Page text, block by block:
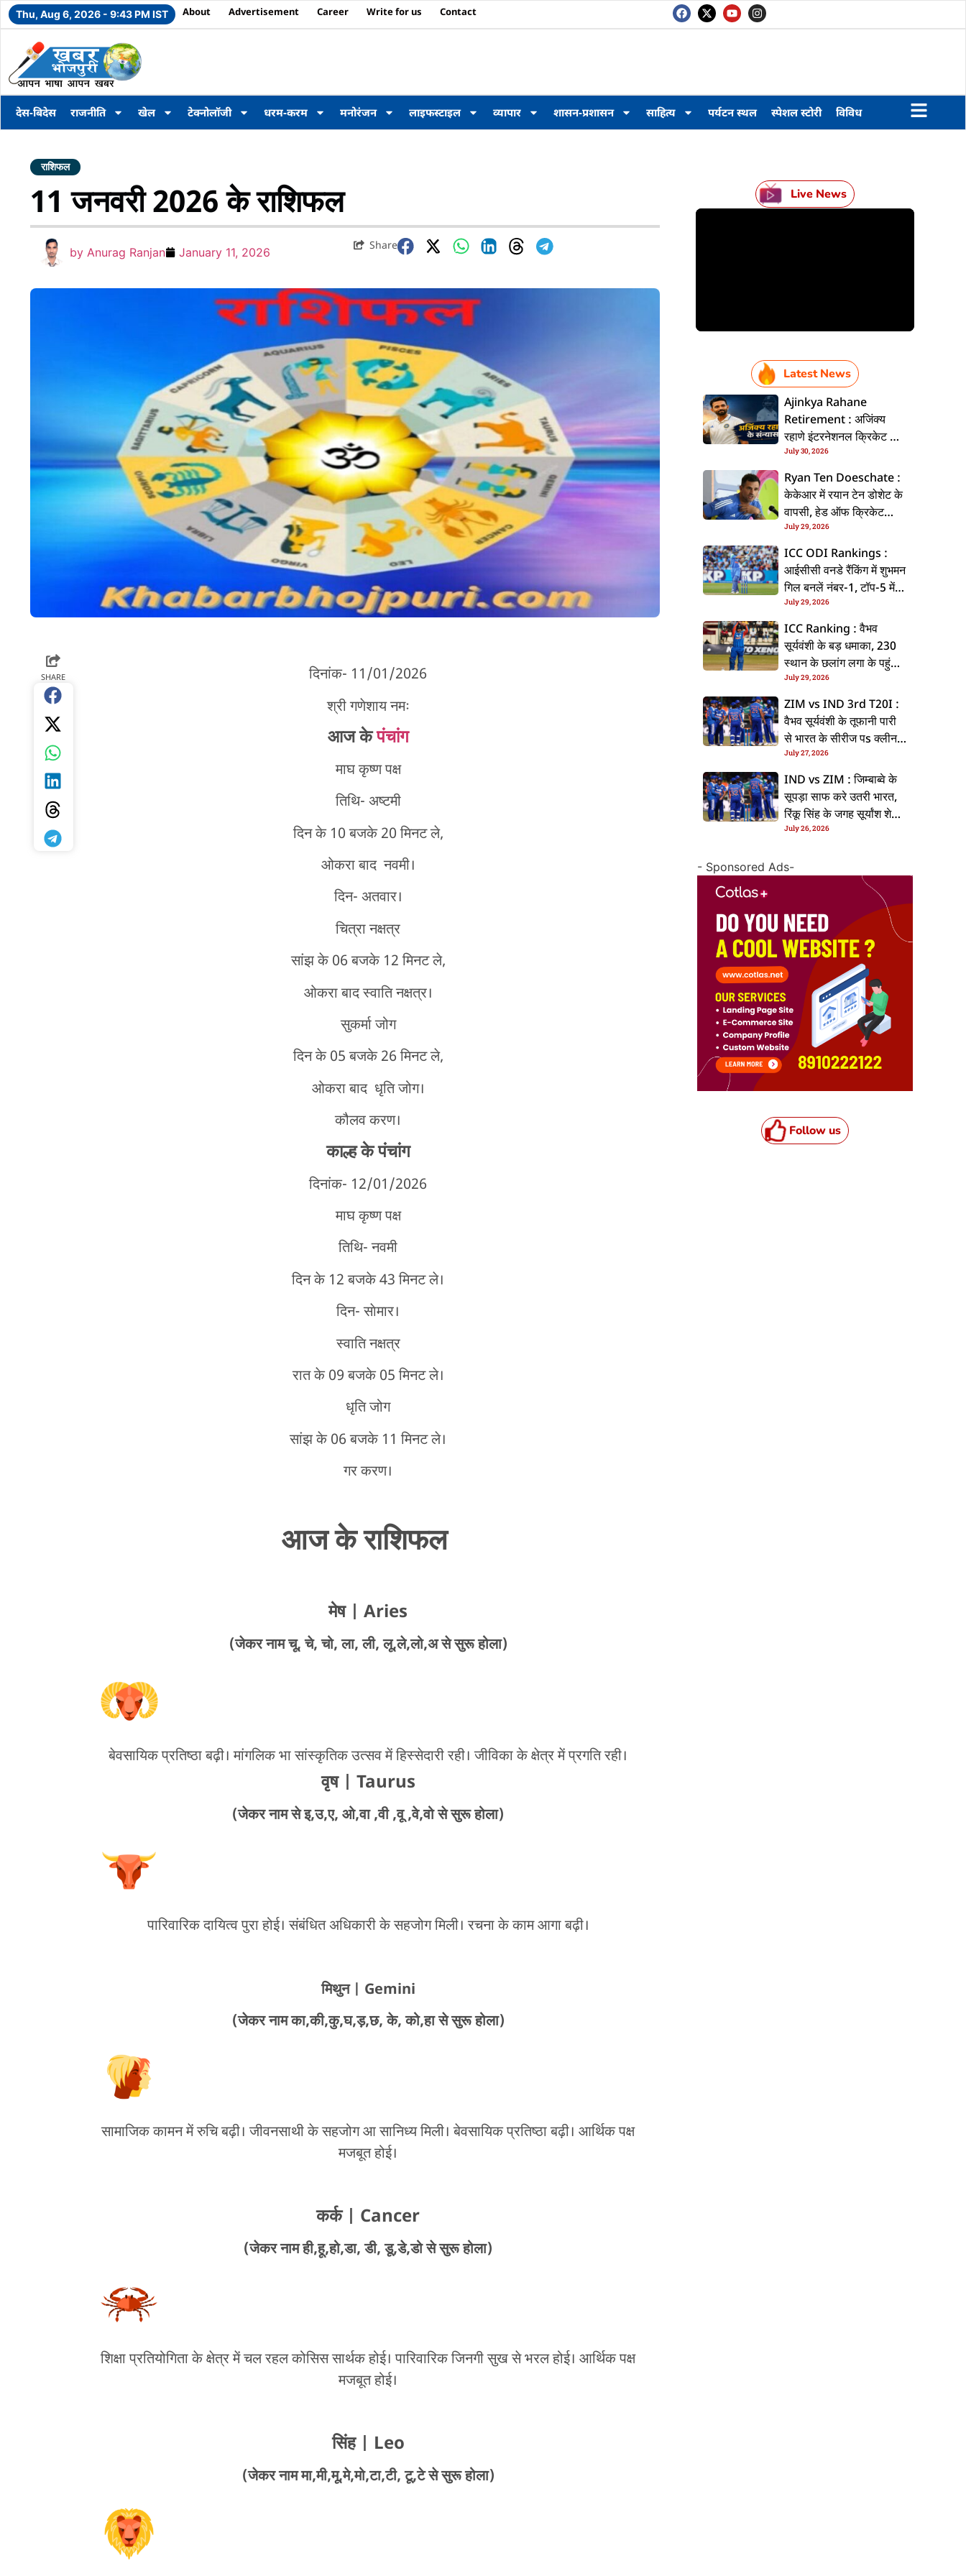
Thu, Aug 6, 2026 - 9:43 PM IST About Advertisement Career Write for us Contact
देस-बिदेस राजनीति खेल टेक्नोलॉजी धरम-करम मनोरंजन लाइफस्टाइल व्यापार शासन-प्रशासन साहित्य पर्यटन स्थल स्पेशल स्टोरी विविध
राशिफल
11 जनवरी 2026 के राशिफल
by Anurag Ranjan January 11, 2026
Share
SHARE
दिनांक- 11/01/2026
श्री गणेशाय नमः
आज केपंचांग
माघ कृष्ण पक्ष
तिथि- अष्टमी
दिन के 10 बजके 20 मिनट ले,
ओकरा बाद नवमी।
दिन- अतवार।
चित्रा नक्षत्र
सांझ के 06 बजके 12 मिनट ले,
ओकरा बाद स्वाति नक्षत्र।
सुकर्मा जोग
दिन के 05 बजके 26 मिनट ले,
ओकरा बाद धृति जोग।
कौलव करण।
काल्हके पंचांग
दिनांक- 12/01/2026
माघ कृष्ण पक्ष
तिथि- नवमी
दिन के 12 बजके 43 मिनट ले।
दिन- साेमार।
स्वाति नक्षत्र
रात के 09 बजके 05 मिनट ले।
धृति जोग
सांझ के 06 बजके 11 मिनट ले।
गर करण।
आज के राशिफल
मेष | Aries
(जेकर नाम चू, चे, चो, ला, ली, लू,ले,लो,अ से सुरू होला)
बेवसायिक प्रतिष्ठा बढ़ी। मांगलिक भा सांस्कृतिक उत्सव में हिस्सेदारी रही। जीविका के क्षेत्र में प्रगति रही।
वृष | Taurus
(जेकर नाम से इ,उ,ए, ओ,वा ,वी ,वू ,वे,वो से सुरू होला)
पारिवारिक दायित्व पुरा होई। संबंधित अधिकारी के सहजोग मिली। रचना के काम आगा बढ़ी।
मिथुन
| Gemini
(जेकर नाम का,की,कु,घ,ड़,छ, के, को,हा से सुरू होला)
सामाजिक कामन में रुचि बढ़ी। जीवनसाथी के सहजोग आ सानिध्य मिली। बेवसायिक प्रतिष्ठा बढ़ी। आर्थिक पक्ष
मजबूत होई।
कर्क | Cancer
(जेकर नाम ही,हू,हो,डा, डी, डू,डे,डो से सुरू होला)
शिक्षा प्रतियोगिता के क्षेत्र में चल रहल कोसिस सार्थक होई। पारिवारिक जिनगी सुख से भरल होई। आर्थिक पक्ष
मजबूत होई।
सिंह | Leo
(जेकर नाम मा,मी,मू,मे,मो,टा,टी, टू,टे से सुरू होला)
Live News
Latest News
Ajinkya Rahane
Retirement : अजिंक्य
रहाणे इंटरनेशनल क्रिकेट से
ललें संन्यास, सोशल मीडिया
पs पोस्ट कs के कइलें एलान
July 30, 2026
Ryan Ten Doeschate :
केकेआर में रयान टेन डोशेट के
वापसी, हेड ऑफ क्रिकेट
स्ट्रेटजी के जिम्मेदारी संभरिहें
July 29, 2026
ICC ODI Rankings :
आईसीसी वनडे रैंकिंग में शुभमन
गिल बनलें नंबर-1, टॉप-5 में
भारत के तीन बल्लेबाज
July 29, 2026
ICC Ranking : वैभव
सूर्यवंशी के बड़ धमाका, 230
स्थान के छलांग लगा के पहुंचलें
48वां नंबर पs
July 29, 2026
ZIM vs IND 3rd T20I :
वैभव सूर्यवंशी के तूफानी पारी
से भारत के सीरीज पs क्लीन
स्वीप, जिम्बाब्वे 35 रन से
हारल
July 27, 2026
IND vs ZIM : जिम्बाब्वे के
सूपड़ा साफ करे उतरी भारत,
रिंकू सिंह के जगह सूर्यांश शेडगे
के मिल सकेला मवका
July 26, 2026
- Sponsored Ads-
Follow us